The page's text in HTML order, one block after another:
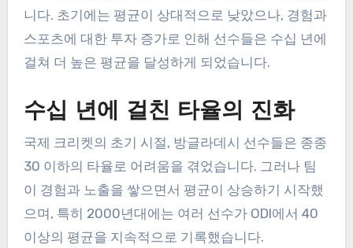
니다. 초기에는 평균이 상대적으로 낮았으나, 경험과
스포츠에 대한 투자 증가로 인해 선수들은 수십 년에
걸쳐 더 높은 평균을 달성하게 되었습니다.
수십 년에 걸친 타율의 진화
국제 크리켓의 초기 시절, 방글라데시 선수들은 종종
30 이하의 타율로 어려움을 겪었습니다. 그러나 팀
이 경험과 노출을 쌓으면서 평균이 상승하기 시작했
으며, 특히 2000년대에는 여러 선수가 ODI에서 40
이상의 평균을 지속적으로 기록했습니다.